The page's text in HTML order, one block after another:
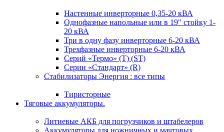
Настенные инверторные 0,35-20 кВА
Однофазные напольные или в 19" стойку 1-
20 кВА
Три в одну фазу инверторные 6-20 кВА
Трехфазные инверторные 6-20 кВА
Серий «Термо» (T) (ST)
Серии «Стандарт» (R)
Стабилизаторы Энергия : все типы
Тиристорные
Тяговые аккумуляторы.
Литиевые АКБ для погрузчиков и штабелеров
Аккумуляторы для ножничных и мачтовых